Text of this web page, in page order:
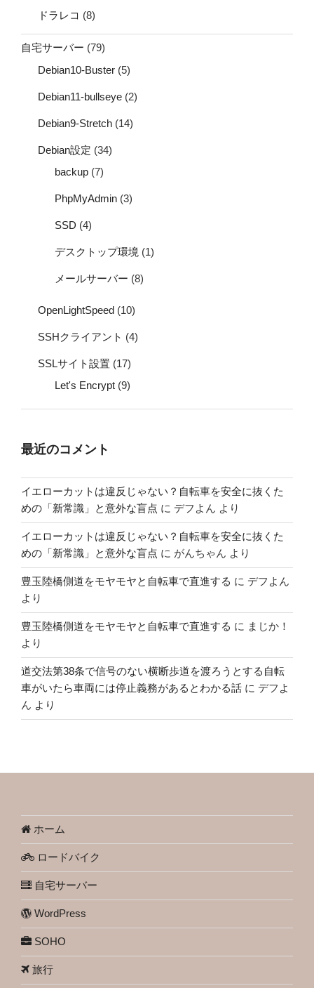
ドラレコ (8)
自宅サーバー (79)
Debian10-Buster (5)
Debian11-bullseye (2)
Debian9-Stretch (14)
Debian設定 (34)
backup (7)
PhpMyAdmin (3)
SSD (4)
デスクトップ環境 (1)
メールサーバー (8)
OpenLightSpeed (10)
SSHクライアント (4)
SSLサイト設置 (17)
Let's Encrypt (9)
最近のコメント
イエローカットは違反じゃない？自転車を安全に抜くた
めの「新常識」と意外な盲点 に デフよん より
イエローカットは違反じゃない？自転車を安全に抜くた
めの「新常識」と意外な盲点 に がんちゃん より
豊玉陸橋側道をモヤモヤと自転車で直進する に デフよん
より
豊玉陸橋側道をモヤモヤと自転車で直進する に まじか！
より
道交法第38条で信号のない横断歩道を渡ろうとする自転
車がいたら車両には停止義務があるとわかる話 に デフよ
ん より
ホーム
ロードバイク
自宅サーバー
WordPress
SOHO
旅行